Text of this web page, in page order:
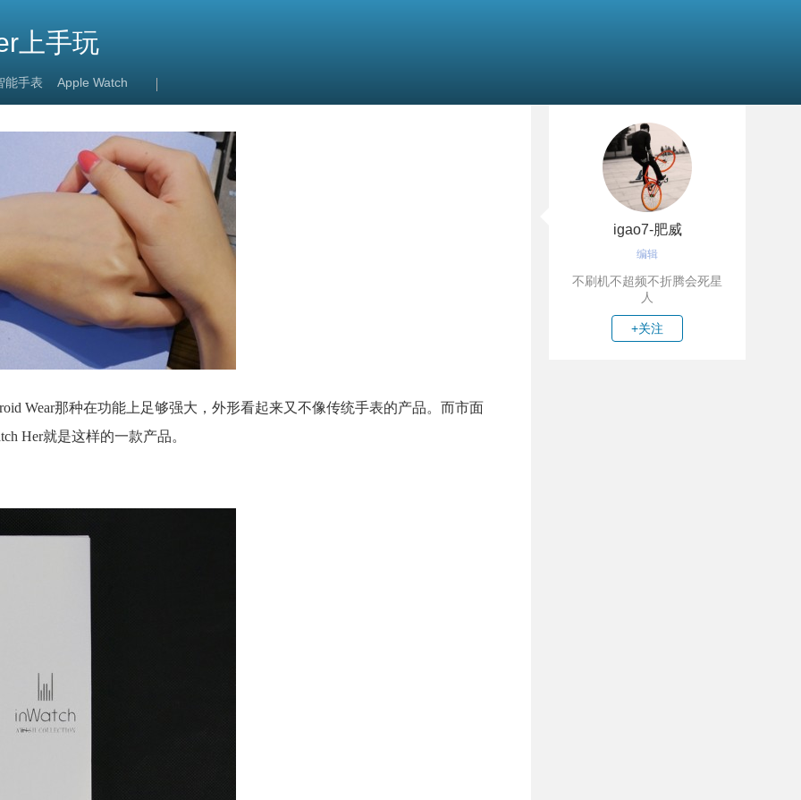
上手玩
能手表 Apple Watch
Wear那种在功能上足够强大，外形看起来又不像传统手表的产品。而市面
Her就是这样的一款产品。
igao7-肥威
编辑
不刷机不超频不折腾会死星
人
+关注